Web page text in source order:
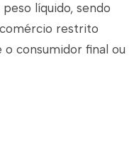
líquido, sendo
restrito
consumidor final ou